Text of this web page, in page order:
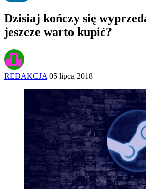
Dzisiaj kończy się
jeszcze warto kupić?
REDAKCJA 05 lipca 2018